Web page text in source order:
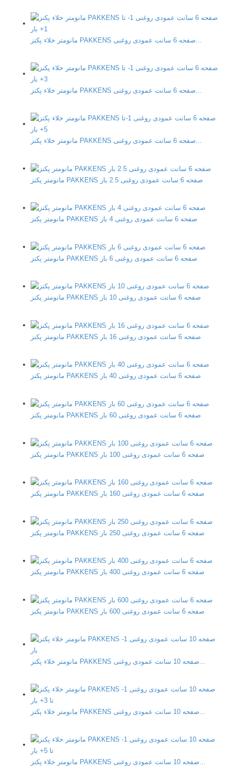
مانومتر خلاء پکنز PAKKENS صفحه 6 سانت عمودی روغنی...
مانومتر خلاء پکنز PAKKENS صفحه 6 سانت عمودی روغنی...
مانومتر خلاء پکنز PAKKENS صفحه 6 سانت عمودی روغنی...
مانومتر پکنز PAKKENS صفحه 6 سانت عمودی روغنی 2.5 بار
مانومتر پکنز PAKKENS صفحه 6 سانت عمودی روغنی 4 بار
مانومتر پکنز PAKKENS صفحه 6 سانت عمودی روغنی 6 بار
مانومتر پکنز PAKKENS صفحه 6 سانت عمودی روغنی 10 بار
مانومتر پکنز PAKKENS صفحه 6 سانت عمودی روغنی 16 بار
مانومتر پکنز PAKKENS صفحه 6 سانت عمودی روغنی 40 بار
مانومتر پکنز PAKKENS صفحه 6 سانت عمودی روغنی 60 بار
مانومتر پکنز PAKKENS صفحه 6 سانت عمودی روغنی 100 بار
مانومتر پکنز PAKKENS صفحه 6 سانت عمودی روغنی 160 بار
مانومتر پکنز PAKKENS صفحه 6 سانت عمودی روغنی 250 بار
مانومتر پکنز PAKKENS صفحه 6 سانت عمودی روغنی 400 بار
مانومتر پکنز PAKKENS صفحه 6 سانت عمودی روغنی 600 بار